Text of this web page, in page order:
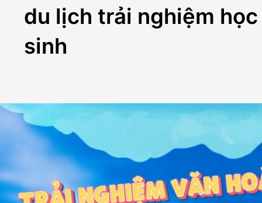
du lịch trải nghiệm học
sinh